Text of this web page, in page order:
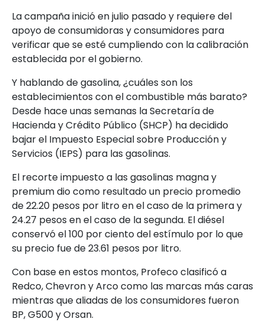
La campaña inició en julio pasado y requiere del
apoyo de consumidoras y consumidores para
verificar que se esté cumpliendo con la calibración
establecida por el gobierno.
Y hablando de gasolina, ¿cuáles son los
establecimientos con el combustible más barato?
Desde hace unas semanas la Secretaría de
Hacienda y Crédito Público (SHCP) ha decidido
bajar el Impuesto Especial sobre Producción y
Servicios (IEPS) para las gasolinas.
El recorte impuesto a las gasolinas magna y
premium dio como resultado un precio promedio
de 22.20 pesos por litro en el caso de la primera y
24.27 pesos en el caso de la segunda. El diésel
conservó el 100 por ciento del estímulo por lo que
su precio fue de 23.61 pesos por litro.
Con base en estos montos, Profeco clasificó a
Redco, Chevron y Arco como las marcas más caras
mientras que aliadas de los consumidores fueron
BP, G500 y Orsan.